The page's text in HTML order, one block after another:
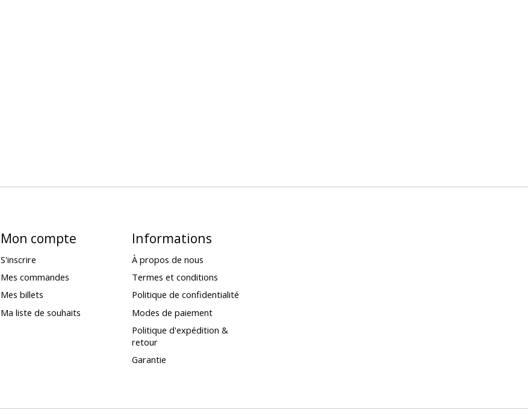
Mon compte
S'inscrire
Mes commandes
Mes billets
Ma liste de souhaits
Informations
À propos de nous
Termes et conditions
Politique de confidentialité
Modes de paiement
Politique d'expédition &
retour
Garantie